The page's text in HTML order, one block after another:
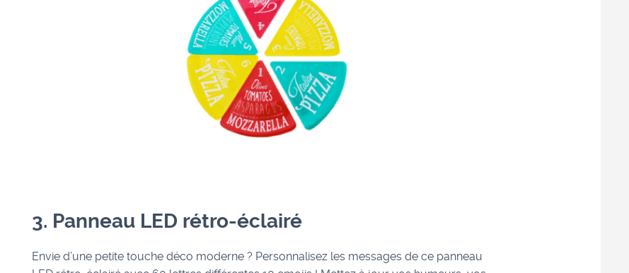
3. Panneau LED rétro-éclairé
Envie d’une petite touche déco moderne ? Personnalisez les messages de ce panneau